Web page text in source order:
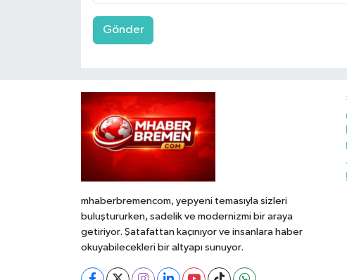
Gönder
mhaberbremencom, yepyeni temasıyla sizleri
buluştururken, sadelik ve modernizmi bir araya
getiriyor. Şatafattan kaçınıyor ve insanlara haber
okuyabilecekleri bir altyapı sunuyor.